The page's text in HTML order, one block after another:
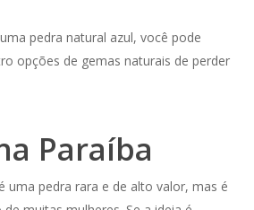
pedra natural azul, você pode
opções de gemas naturais de perder
Paraíba
uma pedra rara e de alto valor, mas é